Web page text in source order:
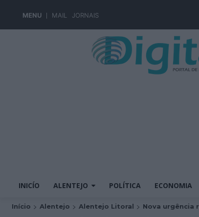
MENU MAIL JORNAIS
INICÍO ALENTEJO POLÍTICA ECONOMIA
Início Alentejo Alentejo Litoral Nova urgência